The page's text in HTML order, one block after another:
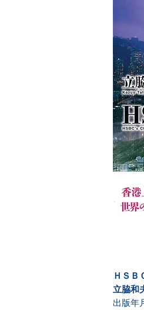
ＨＳＢ
立脇和
出版年